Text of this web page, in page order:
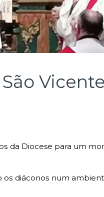
da Diocese para um
os diáconos num